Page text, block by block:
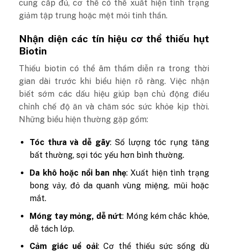
cung cấp đủ, cơ thể có thể xuất hiện tình trạng
giảm tập trung hoặc mệt mỏi tinh thần.
Nhận diện các tín hiệu cơ thể thiếu hụt
Biotin
Thiếu biotin có thể âm thầm diễn ra trong thời
gian dài trước khi biểu hiện rõ ràng. Việc nhận
biết sớm các dấu hiệu giúp bạn chủ động điều
chỉnh chế độ ăn và chăm sóc sức khỏe kịp thời.
Những biểu hiện thường gặp gồm:
Tóc thưa và dễ gãy: Số lượng tóc rụng tăng
bất thường, sợi tóc yếu hơn bình thường.
Da khô hoặc nổi ban nhẹ: Xuất hiện tình trạng
bong vảy, đỏ da quanh vùng miệng, mũi hoặc
mắt.
Móng tay mỏng, dễ nứt: Móng kém chắc khỏe,
dễ tách lớp.
Cảm giác uể oải: Cơ thể thiếu sức sống dù